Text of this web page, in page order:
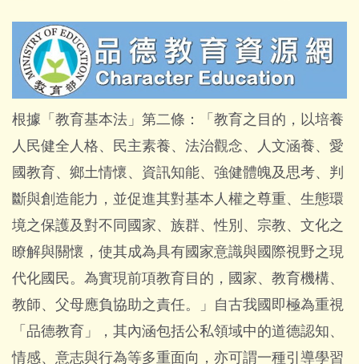
根據「教育基本法」第二條：「教育之目的，以培養
人民健全人格、民主素養、法治觀念、人文涵養、愛
國教育、鄉土情懷、資訊知能、強健體魄及思考、判
斷與創造能力，並促進其對基本人權之尊重、生態環
境之保護及對不同國家、族群、性別、宗教、文化之
瞭解與關懷，使其成為具有國家意識與國際視野之現
代化國民。為實現前項教育目的，國家、教育機構、
教師、父母應負協助之責任。」自古我國即極為重視
「品德教育」，其內涵包括公私領域中的道德認知、
情感、意志與行為等多重面向，亦可謂一種引導學習